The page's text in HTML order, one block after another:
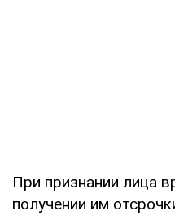
При признании лица
получении им